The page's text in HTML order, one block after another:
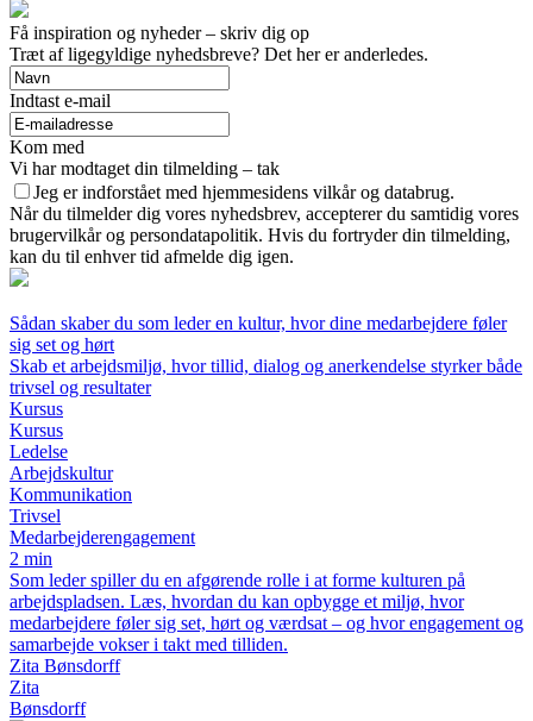
Få inspiration og nyheder – skriv dig op
Træt af ligegyldige nyhedsbreve? Det her er anderledes.
Indtast e-mail
Kom med
Vi har modtaget din tilmelding – tak
Jeg er indforstået med hjemmesidens vilkår og databrug.
Når du tilmelder dig vores nyhedsbrev, accepterer du samtidig vores
brugervilkår og persondatapolitik. Hvis du fortryder din tilmelding,
kan du til enhver tid afmelde dig igen.
Sådan skaber du som leder en kultur, hvor dine medarbejdere føler
sig set og hørt
Skab et arbejdsmiljø, hvor tillid, dialog og anerkendelse styrker både
trivsel og resultater
Kursus
Kursus
Ledelse
Arbejdskultur
Kommunikation
Trivsel
Medarbejderengagement
2 min
Som leder spiller du en afgørende rolle i at forme kulturen på
arbejdspladsen. Læs, hvordan du kan opbygge et miljø, hvor
medarbejdere føler sig set, hørt og værdsat – og hvor engagement og
samarbejde vokser i takt med tilliden.
Zita Bønsdorff
Zita
Bønsdorff